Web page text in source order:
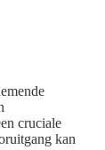
cruciale
kan